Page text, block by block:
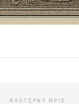
NASTĘPNY WPIS